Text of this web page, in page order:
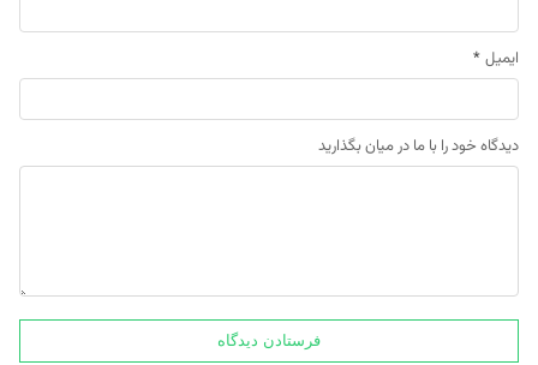
ایمیل *
دیدگاه خود را با ما در میان بگذارید